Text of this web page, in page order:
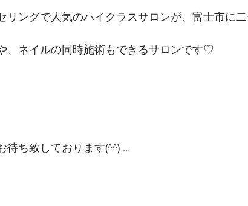
リングで人気のハイクラスサロンが、富士市に
、ネイルの同時施術もできるサロンです♡
待ち致しております(^^) …